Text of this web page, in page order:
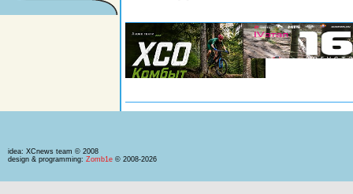
idea: XCnews team © 2008
design & programming: Zomb1e © 2008-2026